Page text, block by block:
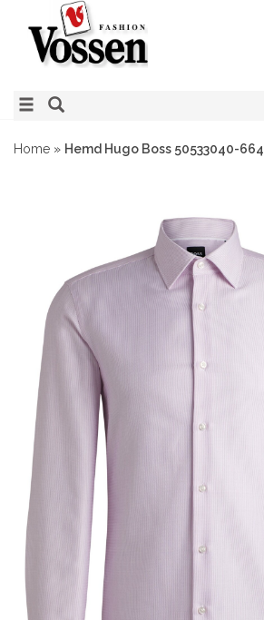
Home » Hemd Hugo Boss 50533040-664